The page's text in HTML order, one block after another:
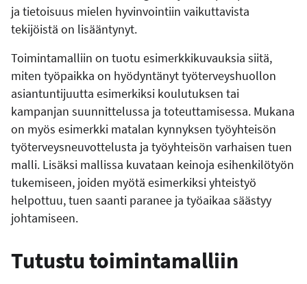
ja tietoisuus mielen hyvinvointiin vaikuttavista
tekijöistä on lisääntynyt.
Toimintamalliin on tuotu esimerkkikuvauksia siitä,
miten työpaikka on hyödyntänyt työterveyshuollon
asiantuntijuutta esimerkiksi koulutuksen tai
kampanjan suunnittelussa ja toteuttamisessa. Mukana
on myös esimerkki matalan kynnyksen työyhteisön
työterveysneuvottelusta ja työyhteisön varhaisen tuen
malli. Lisäksi mallissa kuvataan keinoja esihenkilötyön
tukemiseen, joiden myötä esimerkiksi yhteistyö
helpottuu, tuen saanti paranee ja työaikaa säästyy
johtamiseen.
Tutustu toimintamalliin